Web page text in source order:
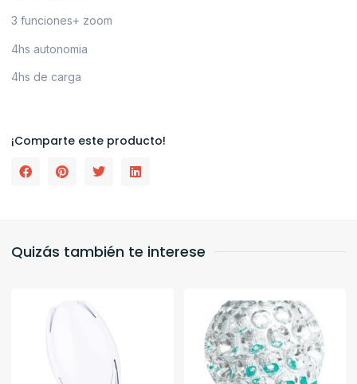
3 funciones+ zoom
4hs autonomia
4hs de carga
¡Comparte este producto!
Quizás también te interese